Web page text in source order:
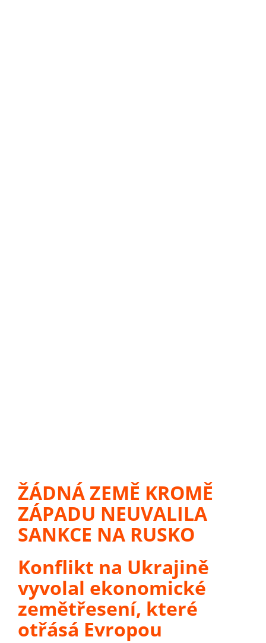
ŽÁDNÁ ZEMĚ KROMĚ
ZÁPADU NEUVALILA
SANKCE NA RUSKO
Konflikt na Ukrajině
vyvolal ekonomické
zemětřesení, které
otřásá Evropou